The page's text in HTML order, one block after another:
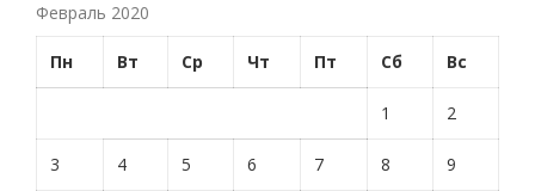
Февраль 2020
Пн Вт Ср Чт Пт Сб Вс
1 2
3 4 5 6 7 8 9